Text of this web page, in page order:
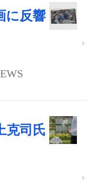
に反響
克司氏